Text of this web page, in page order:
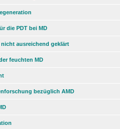
die PDT bei MD
ausreichend geklärt
feuchten MD
bezüglich AMD